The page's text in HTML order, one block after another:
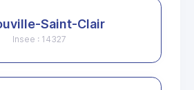
Saint-Clair
Insee : 14327